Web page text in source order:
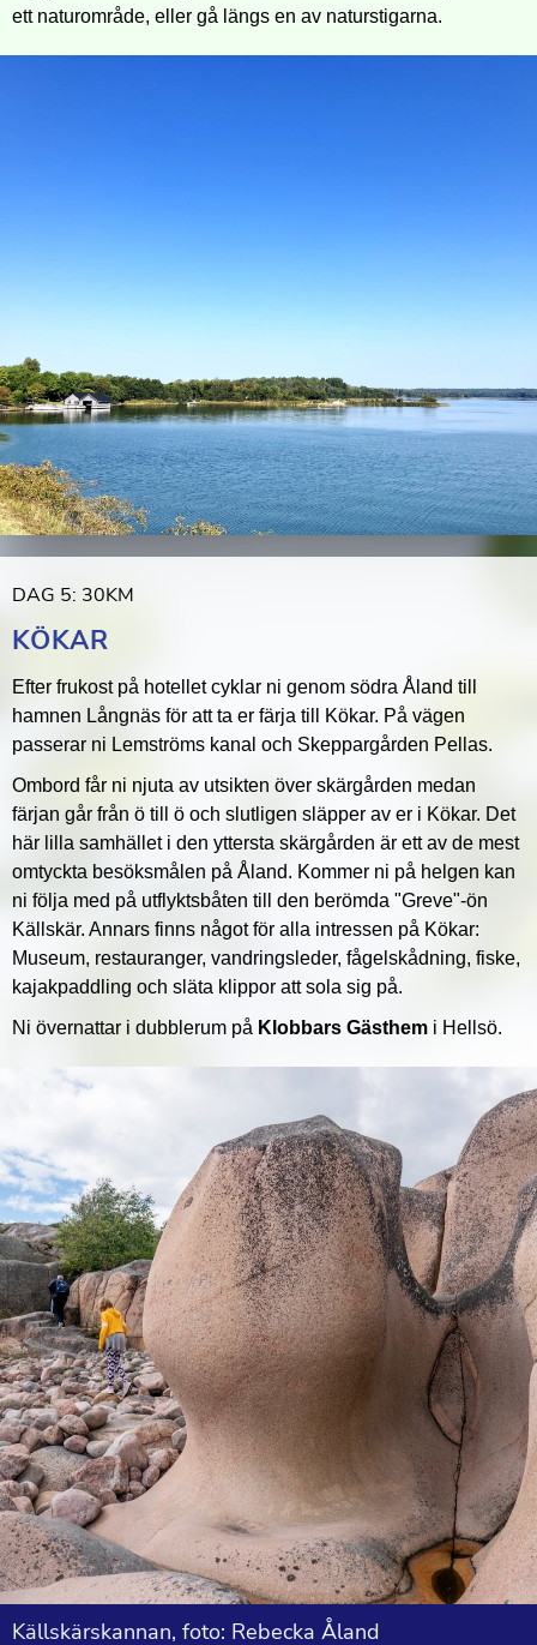
ett naturområde, eller gå längs en av naturstigarna.
DAG 5: 30KM
KÖKAR
Efter frukost på hotellet cyklar ni genom södra Åland till
hamnen Långnäs för att ta er färja till Kökar. På vägen
passerar ni Lemströms kanal och Skeppargården Pellas.
Ombord får ni njuta av utsikten över skärgården medan
färjan går från ö till ö och slutligen släpper av er i Kökar. Det
här lilla samhället i den yttersta skärgården är ett av de mest
omtyckta besöksmålen på Åland. Kommer ni på helgen kan
ni följa med på utflyktsbåten till den berömda "Greve"-ön
Källskär. Annars finns något för alla intressen på Kökar:
Museum, restauranger, vandringsleder, fågelskådning, fiske,
kajakpaddling och släta klippor att sola sig på.
Ni övernattar i dubblerum på Klobbars Gästhem i Hellsö.
Källskärskannan, foto: Rebecka Åland